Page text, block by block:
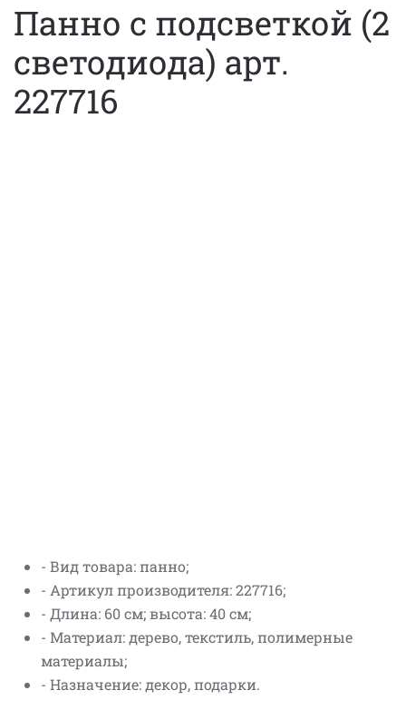
Панно с подсветкой (2
светодиода) арт.
227716
- Вид товара: панно;
- Артикул производителя: 227716;
- Длина: 60 см; высота: 40 см;
- Материал: дерево, текстиль, полимерные
материалы;
- Назначение: декор, подарки.